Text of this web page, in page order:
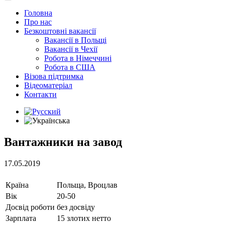
Головна
Про нас
Безкоштовні вакансії
Вакансії в Польщі
Вакансії в Чехії
Робота в Німеччині
Робота в США
Візова підтримка
Відеоматеріал
Контакти
Вантажники на завод
17.05.2019
Країна
Польща, Вроцлав
Вік
20-50
Досвід роботи без досвіду
Зарплата
15 злотих нетто